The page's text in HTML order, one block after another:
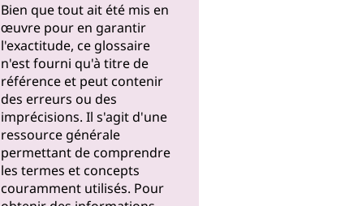
Bien que tout ait été mis en
œuvre pour en garantir
l'exactitude, ce glossaire
n'est fourni qu'à titre de
référence et peut contenir
des erreurs ou des
imprécisions. Il s'agit d'une
ressource générale
permettant de comprendre
les termes et concepts
couramment utilisés. Pour